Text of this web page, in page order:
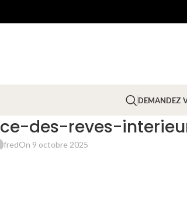
DEMANDEZ
des-reves-
fredOn 9 octobre 2025